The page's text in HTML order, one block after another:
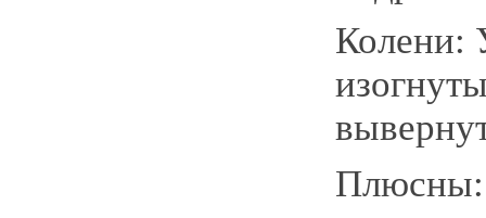
Колени:
Плюсны: